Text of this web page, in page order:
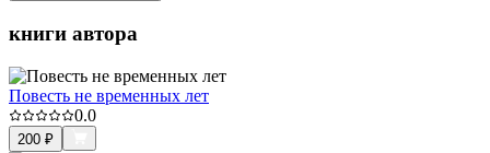
книги автора
Повесть не временных лет
0.0
200 ₽